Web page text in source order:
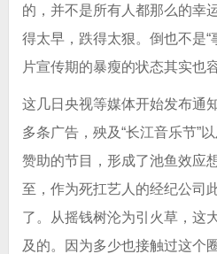
的，并不是所有人都那么的幸
得太早，跌得太狠。倒也不是“
片宣传期的暴瘦的状态其实也
这几日央视等媒体开始发布通
多条广告，殃及“长江音乐节”
赞助的节目，形成了池鱼效应
至，作为死扛艺人的经纪公司
了。从摇钱树沦为引火草，这
及的。因为多少也接触过这个